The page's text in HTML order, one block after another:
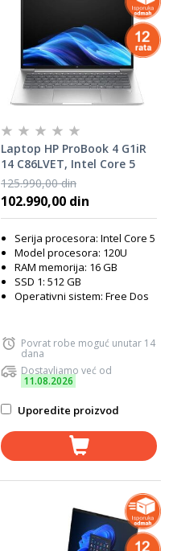
Laptop HP ProBook 4 G1iR
14 C86LVET, Intel Core 5
120U, 16GB RAM, 512GB
SSD, DOS
125.990,00 din
102.990,00 din
Serija procesora: Intel Core 5
Model procesora: 120U
RAM memorija: 16 GB
SSD 1: 512 GB
Operativni sistem: Free Dos
Povrat robe moguć unutar 14
dana
Dostavljamo već od
11.08.2026
Uporedite proizvod